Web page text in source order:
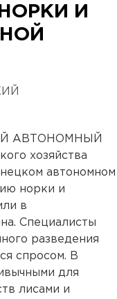
И
АВТОНОМНЫЙ
хозяйства
автономном
норки и
в
Специалисты
разведения
спросом. В
для
лисами и